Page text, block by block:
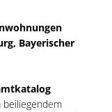
Bayerischer